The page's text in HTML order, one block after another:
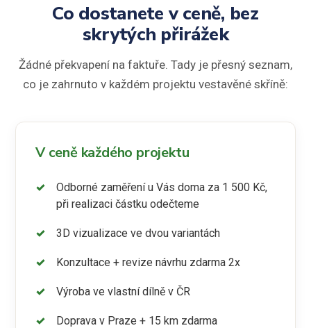
Co dostanete v ceně, bez
skrytých přirážek
Žádné překvapení na faktuře. Tady je přesný seznam,
co je zahrnuto v každém projektu vestavěné skříně:
V ceně každého projektu
Odborné zaměření u Vás doma za 1 500 Kč,
při realizaci částku odečteme
3D vizualizace ve dvou variantách
Konzultace + revize návrhu zdarma 2x
Výroba ve vlastní dílně v ČR
Doprava v Praze + 15 km zdarma